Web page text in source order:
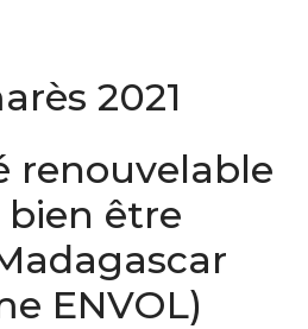
2021
renouvelable
bien être
ENVOL)